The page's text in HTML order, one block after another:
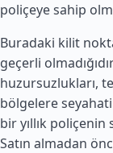
poliçeye sahip
Buradaki kilit
geçerli
huzursuzlukları,
bölgelere seyahati
bir yıllık poliçenin
Satın almadan